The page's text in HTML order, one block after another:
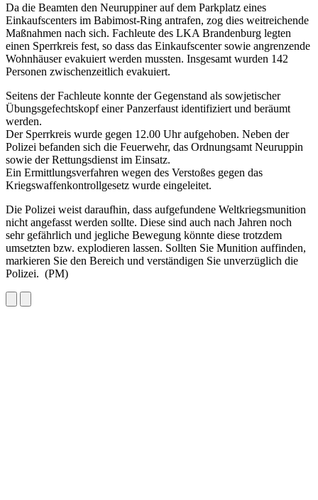
Da die Beamten den Neuruppiner auf dem Parkplatz eines
Einkaufscenters im Babimost-Ring antrafen, zog dies weitreichende
Maßnahmen nach sich. Fachleute des LKA Brandenburg legten
einen Sperrkreis fest, so dass das Einkaufscenter sowie angrenzende
Wohnhäuser evakuiert werden mussten. Insgesamt wurden 142
Personen zwischenzeitlich evakuiert.
Seitens der Fachleute konnte der Gegenstand als sowjetischer
Übungsgefechtskopf einer Panzerfaust identifiziert und beräumt
werden.
Der Sperrkreis wurde gegen 12.00 Uhr aufgehoben. Neben der
Polizei befanden sich die Feuerwehr, das Ordnungsamt Neuruppin
sowie der Rettungsdienst im Einsatz.
Ein Ermittlungsverfahren wegen des Verstoßes gegen das
Kriegswaffenkontrollgesetz wurde eingeleitet.
Die Polizei weist daraufhin, dass aufgefundene Weltkriegsmunition
nicht angefasst werden sollte. Diese sind auch nach Jahren noch
sehr gefährlich und jegliche Bewegung könnte diese trotzdem
umsetzten bzw. explodieren lassen. Sollten Sie Munition auffinden,
markieren Sie den Bereich und verständigen Sie unverzüglich die
Polizei. (PM)